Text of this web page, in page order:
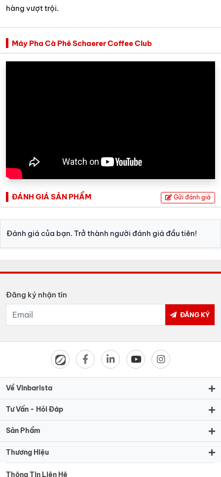
hàng vượt trội.
Máy Pha Cà Phê Schaerer Coffee Club
ĐÁNH GIÁ SẢN PHẨM Gửi đánh giá
Đánh giá của bạn. Trở thành người đánh giá đầu tiên!
Đăng ký nhận tin
ĐĂNG KÝ
Về Vinbarista
Tư Vấn - Hỏi Đáp
Sản Phẩm
Thương Hiệu
Thông Tin Liên Hệ